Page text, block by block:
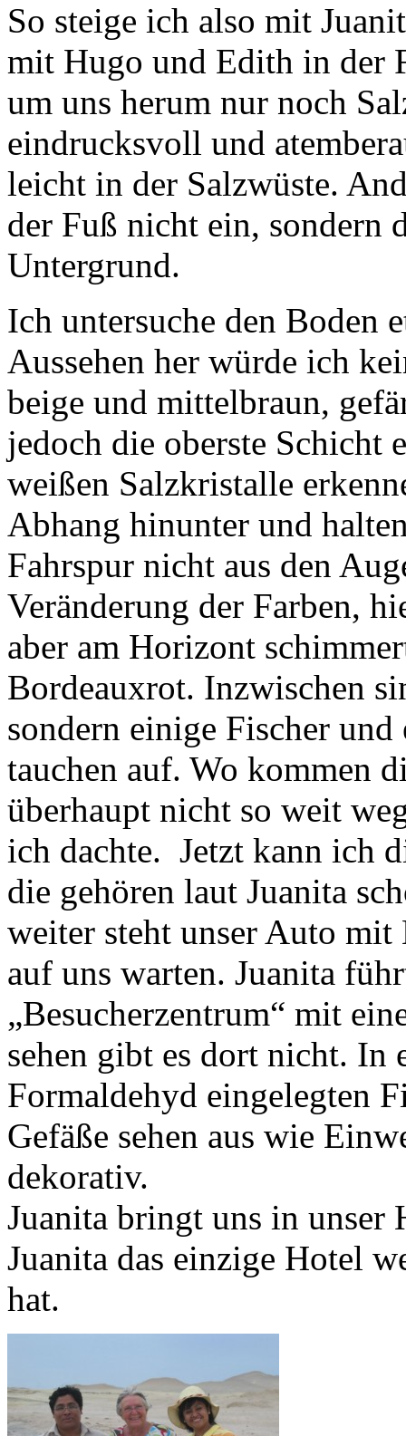
So steige ich also mit
mit Hugo und Edith in der
um uns herum nur noch
eindrucksvoll und
leicht in der Salzwüste.
der Fuß nicht ein, sondern
Untergrund.
Ich untersuche den Boden
Aussehen her würde ich
beige und mittelbraun,
jedoch die oberste Schicht
weißen Salzkristalle
Abhang hinunter und
Fahrspur nicht aus den
Veränderung der Farben,
aber am Horizont
Bordeauxrot. Inzwischen
sondern einige Fischer
tauchen auf. Wo kommen
überhaupt nicht so weit
ich dachte. Jetzt kann ich
die gehören laut Juanita
weiter steht unser Auto
auf uns warten. Juanita
„Besucherzentrum“ mit
sehen gibt es dort nicht. In
Formaldehyd eingelegten
Gefäße sehen aus wie
dekorativ.
Juanita bringt uns in unser
Juanita das einzige Hotel
hat.